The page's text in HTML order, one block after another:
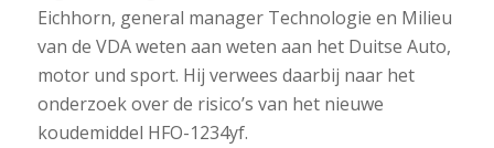
Eichhorn, general manager Technologie en Milieu
van de VDA weten aan weten aan het Duitse Auto,
motor und sport. Hij verwees daarbij naar het
onderzoek over de risico’s van het nieuwe
koudemiddel HFO-1234yf.